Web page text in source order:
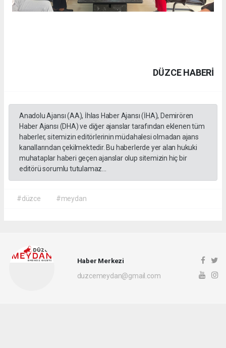
DÜZCE HABERİ
Anadolu Ajansı (AA), İhlas Haber Ajansı (İHA), Demirören
Haber Ajansı (DHA) ve diğer ajanslar tarafından eklenen tüm
haberler, sitemizin editörlerinin müdahalesi olmadan ajans
kanallarından çekilmektedir. Bu haberlerde yer alan hukuki
muhataplar haberi geçen ajanslar olup sitemizin hiç bir
editörü sorumlu tutulamaz...
#düzce #meydan
Haber Merkezi
duzcemeydan@gmail.com